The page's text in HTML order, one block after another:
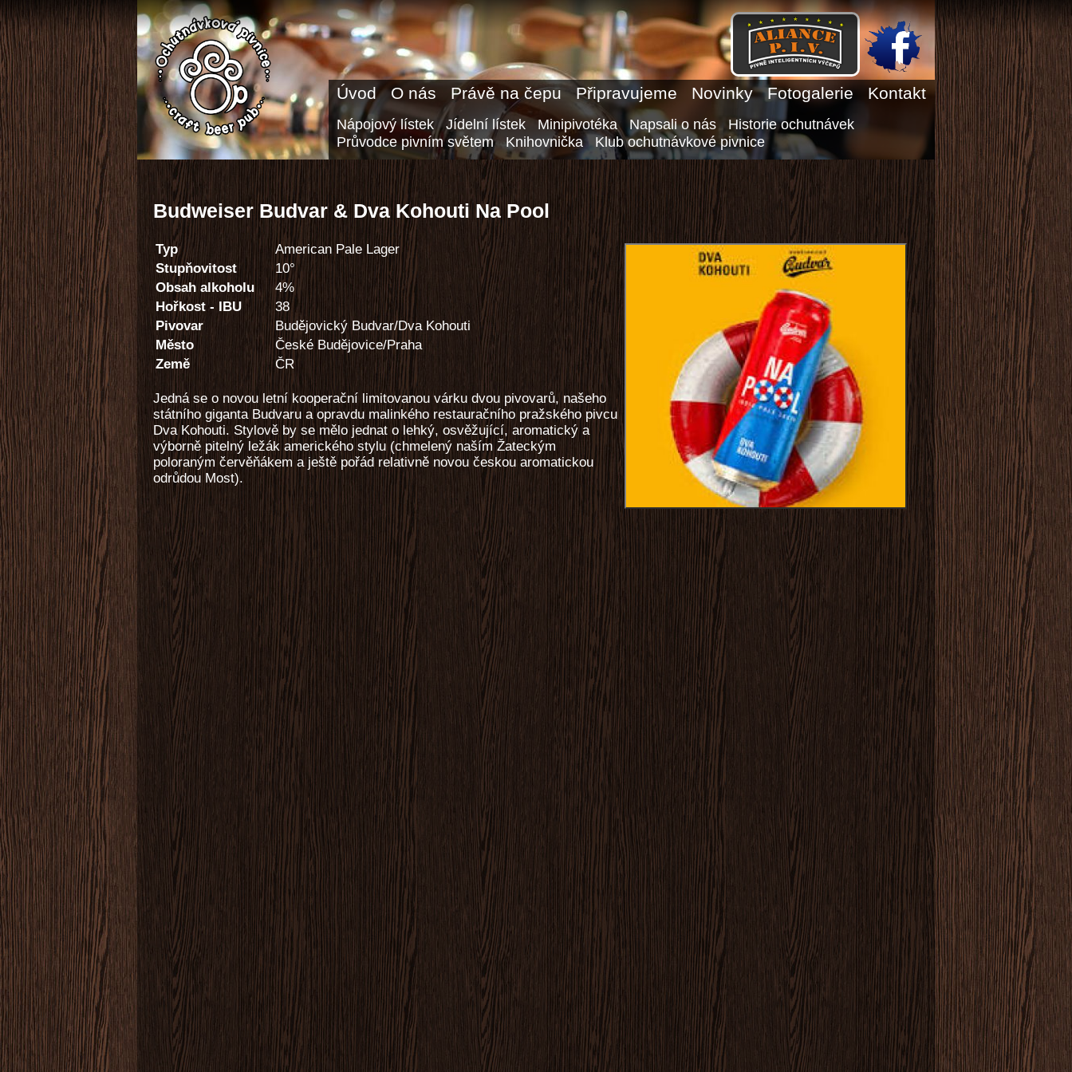
Úvod O nás Právě na čepu Připravujeme Novinky Fotogalerie Kontakt
Nápojový lístek Jídelní lístek Minipivotéka Napsali o nás
Historie ochutnávek
Průvodce pivním světem
Knihovnička Klub ochutnávkové pivnice
Budweiser Budvar & Dva Kohouti Na Pool
Typ
American Pale Lager
Stupňovitost
10°
Obsah alkoholu
4%
Hořkost - IBU
38
Pivovar
Budějovický Budvar/Dva Kohouti
Město
České Budějovice/Praha
Země
ČR
Jedná se o novou letní kooperační limitovanou várku dvou pivovarů, našeho
státního giganta Budvaru a opravdu malinkého restauračního pražského pivcu
Dva Kohouti. Stylově by se mělo jednat o lehký, osvěžující, aromatický a
výborně pitelný ležák amerického stylu (chmelený naším Žateckým
poloraným červěňákem a ještě pořád relativně novou českou aromatickou
odrůdou Most).